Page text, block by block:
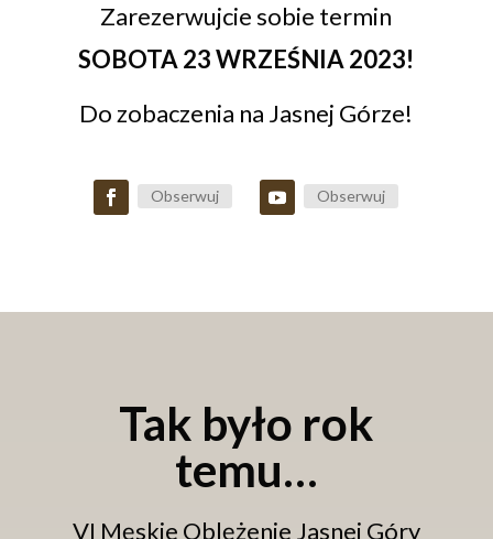
Zarezerwujcie sobie termin
SOBOTA 23 WRZEŚNIA 2023!
Do zobaczenia na Jasnej Górze!
Obserwuj Obserwuj
Tak było rok
temu…
VI Męskie Oblężenie Jasnej Góry